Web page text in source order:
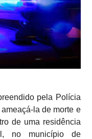
pela Polícia
la de morte e
de uma residência
no município de